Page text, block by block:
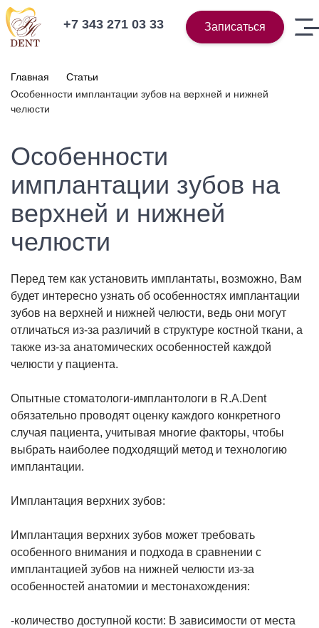
+7 343 271 03 33 Записаться
Главная
Статьи
Особенности имплантации зубов на верхней и нижней
челюсти
Особенности
имплантации зубов на
верхней и нижней
челюсти
Перед тем как установить имплантаты, возможно, Вам
будет интересно узнать об особенностях имплантации
зубов на верхней и нижней челюсти, ведь они могут
отличаться из-за различий в структуре костной ткани, а
также из-за анатомических особенностей каждой
челюсти у пациента.
Опытные стоматологи-имплантологи в R.A.Dent
обязательно проводят оценку каждого конкретного
случая пациента, учитывая многие факторы, чтобы
выбрать наиболее подходящий метод и технологию
имплантации.
Имплантация верхних зубов:
Имплантация верхних зубов может требовать
особенного внимания и подхода в сравнении с
имплантацией зубов на нижней челюсти из-за
особенностей анатомии и местонахождения:
-количество доступной кости: В зависимости от места